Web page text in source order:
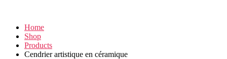
Home
Shop
Products
Cendrier artistique en céramique